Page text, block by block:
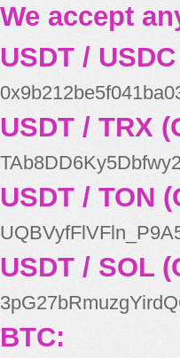
We accept
USDT /
USDT / TRX
USDT / TON
USDT / SOL
BTC: